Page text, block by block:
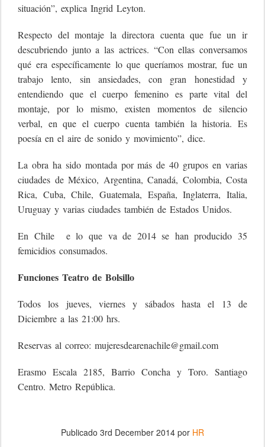
situación”, explica Ingrid Leyton.
Respecto del montaje la directora cuenta que fue un ir
descubriendo junto a las actrices. “Con ellas conversamos
qué era específicamente lo que queríamos mostrar, fue un
trabajo lento, sin ansiedades, con gran honestidad y
entendiendo que el cuerpo femenino es parte vital del
montaje, por lo mismo, existen momentos de silencio
verbal, en que el cuerpo cuenta también la historia. Es
poesía en el aire de sonido y movimiento”, dice.
La obra ha sido montada por más de 40 grupos en varias
ciudades de México, Argentina, Canadá, Colombia, Costa
Rica, Cuba, Chile, Guatemala, España, Inglaterra, Italia,
Uruguay y varias ciudades también de Estados Unidos.
En Chile e lo que va de 2014 se han producido 35
femicidios consumados.
Funciones Teatro de Bolsillo
Todos los jueves, viernes y sábados hasta el 13 de
Diciembre a las 21:00 hrs.
Reservas al correo: mujeresdearenachile@gmail.com
Erasmo Escala 2185, Barrio Concha y Toro. Santiago
Centro. Metro República.
Publicado 3rd December 2014 por HR